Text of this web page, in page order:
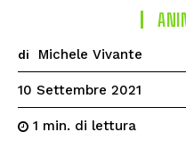
di Michele Vivante
10 Settembre 2021
1 min. di lettura